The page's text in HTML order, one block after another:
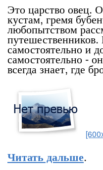
Это царство овец.
кустам, гремя
любопытством
путешественников.
самостоятельно и
самостоятельно -
всегда знает, где
Читать дальше.